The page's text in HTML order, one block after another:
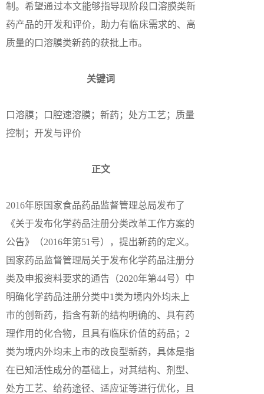
制。希望通过本文能够指导现阶段口溶膜类新
药产品的开发和评价，助力有临床需求的、高
质量的口溶膜类新药的获批上市。
关键词
口溶膜；口腔速溶膜；新药；处方工艺；质量
控制；开发与评价
正文
2016年原国家食品药品监督管理总局发布了
《关于发布化学药品注册分类改革工作方案的
公告》（2016年第51号），提出新药的定义。
国家药品监督管理局关于发布化学药品注册分
类及申报资料要求的通告（2020年第44号）中
明确化学药品注册分类中1类为境内外均未上
市的创新药，指含有新的结构明确的、具有药
理作用的化合物，且具有临床价值的药品；2
类为境内外均未上市的改良型新药，具体是指
在已知活性成分的基础上，对其结构、剂型、
处方工艺、给药途径、适应证等进行优化，且